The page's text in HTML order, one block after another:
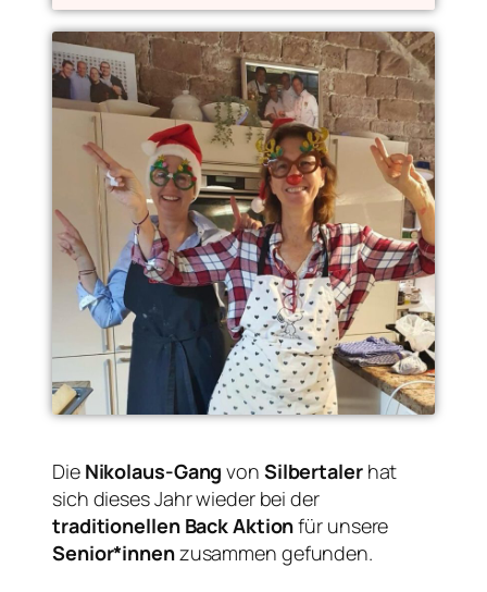
DieNikolaus-Gang von Silbertalerhat
sich dieses Jahr wieder bei der
traditionellen Back Aktionfür unsere
Senior*innenzusammen gefunden.